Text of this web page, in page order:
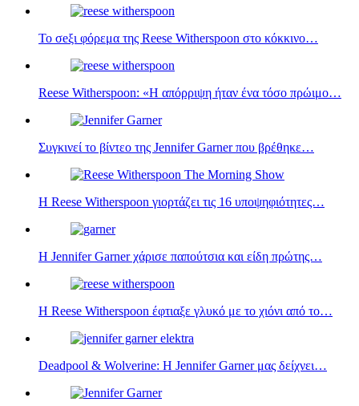
Το σeξι φόρεμα της Reese Witherspoon στο κόκκινο…
Reese Witherspoon: «Η απόρριψη ήταν ένα τόσο πρώιμο…
Συγκινεί το βίντεο της Jennifer Garner που βρέθηκε…
Η Reese Witherspoon γιορτάζει τις 16 υποψηφιότητες…
Η Jennifer Garner χάρισε παπούτσια και είδη πρώτης…
Η Reese Witherspoon έφτιαξε γλυκό με το χιόνι από το…
Deadpool & Wolverine: H Jennifer Garner μας δείχνει…